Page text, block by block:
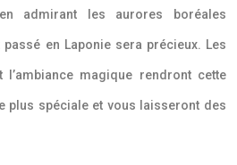
admirant les aurores boréales
en Laponie sera précieux. Les
l’ambiance magique rendront cette
plus spéciale et vous laisseront des